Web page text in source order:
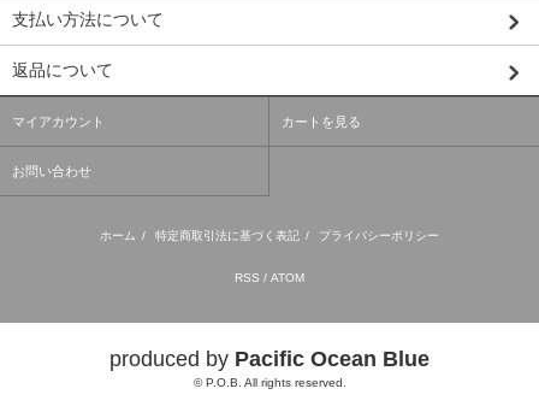
支払い方法について
返品について
マイアカウント カートを見る
お問い合わせ
ホーム / 特定商取引法に基づく表記 / プライバシーポリシー
RSS / ATOM
produced by Pacific Ocean Blue
© P.O.B. All rights reserved.